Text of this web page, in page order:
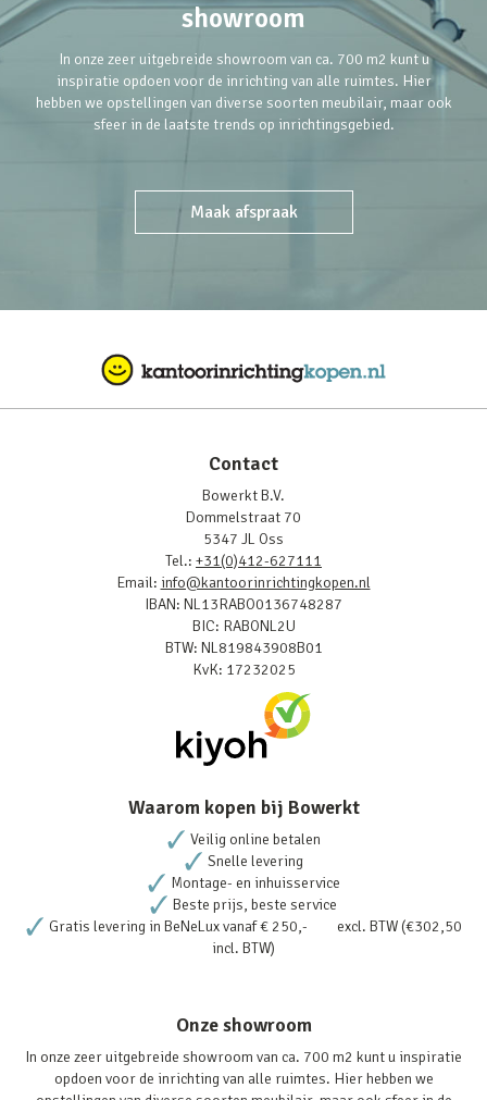
showroom
In onze zeer uitgebreide showroom van ca. 700 m2 kunt u
inspiratie opdoen voor de inrichting van alle ruimtes. Hier
hebben we opstellingen van diverse soorten meubilair, maar ook
sfeer in de laatste trends op inrichtingsgebied.
Maak afspraak
Contact
Bowerkt B.V.
Dommelstraat 70
5347 JL Oss
Tel.: +31(0)412-627111
Email: info@kantoorinrichtingkopen.nl
IBAN: NL13RABO0136748287
BIC: RABONL2U
BTW: NL819843908B01
KvK: 17232025
Waarom kopen bij Bowerkt
Veilig online betalen
Snelle levering
Montage- en inhuisservice
Beste prijs, beste service
Gratis levering in BeNeLux vanaf € 250,- excl. BTW (€302,50
incl. BTW)
Onze showroom
In onze zeer uitgebreide showroom van ca. 700 m2 kunt u inspiratie
opdoen voor de inrichting van alle ruimtes. Hier hebben we